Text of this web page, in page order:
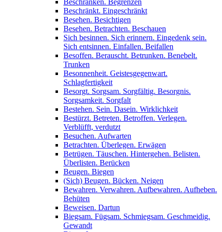
Beschränken. Begrenzen
Beschränkt. Eingeschränkt
Besehen. Besichtigen
Besehen. Betrachten. Beschauen
Sich besinnen. Sich erinnern. Eingedenk sein.
Sich entsinnen. Einfallen. Beifallen
Besoffen. Berauscht. Betrunken. Benebelt.
Trunken
Besonnenheit. Geistesgegenwart.
Schlagfertigkeit
Besorgt. Sorgsam. Sorgfältig. Besorgnis.
Sorgsamkeit. Sorgfalt
Bestehen. Sein. Dasein. Wirklichkeit
Bestürzt. Betreten. Betroffen. Verlegen.
Verblüfft, verdutzt
Besuchen. Aufwarten
Betrachten. Überlegen. Erwägen
Betrügen. Täuschen. Hintergehen. Belisten.
Überlisten. Berücken
Beugen. Biegen
(Sich) Beugen. Bücken. Neigen
Bewahren. Verwahren. Aufbewahren. Aufheben.
Behüten
Beweisen. Dartun
Biegsam. Fügsam. Schmiegsam. Geschmeidig.
Gewandt